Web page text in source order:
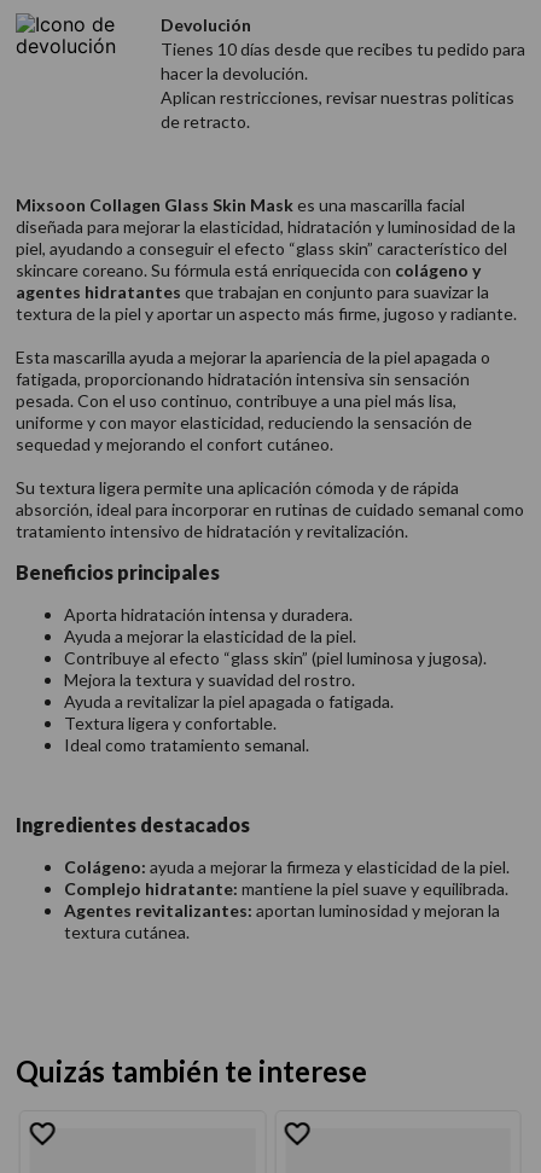
Devolución
Tienes 10 días desde que recibes tu pedido para
hacer la devolución.
Aplican restricciones, revisar nuestras politicas
de retracto.
Mixsoon Collagen Glass Skin Maskes una mascarilla facial
diseñada para mejorar la elasticidad, hidratación y luminosidad de la
piel, ayudando a conseguir el efecto “glass skin” característico del
skincare coreano. Su fórmula está enriquecida con colágeno y
agentes hidratantes que trabajan en conjunto para suavizar la
textura de la piel y aportar un aspecto más firme, jugoso y radiante.
Esta mascarilla ayuda a mejorar la apariencia de la piel apagada o
fatigada, proporcionando hidratación intensiva sin sensación
pesada. Con el uso continuo, contribuye a una piel más lisa,
uniforme y con mayor elasticidad, reduciendo la sensación de
sequedad y mejorando el confort cutáneo.
Su textura ligera permite una aplicación cómoda y de rápida
absorción, ideal para incorporar en rutinas de cuidado semanal como
tratamiento intensivo de hidratación y revitalización.
Beneficios principales
Aporta hidratación intensa y duradera.
Ayuda a mejorar la elasticidad de la piel.
Contribuye al efecto “glass skin” (piel luminosa y jugosa).
Mejora la textura y suavidad del rostro.
Ayuda a revitalizar la piel apagada o fatigada.
Textura ligera y confortable.
Ideal como tratamiento semanal.
Ingredientes destacados
Colágeno: ayuda a mejorar la firmeza y elasticidad de la piel.
Complejo hidratante: mantiene la piel suave y equilibrada.
Agentes revitalizantes: aportan luminosidad y mejoran la
textura cutánea.
Quizás también te interese